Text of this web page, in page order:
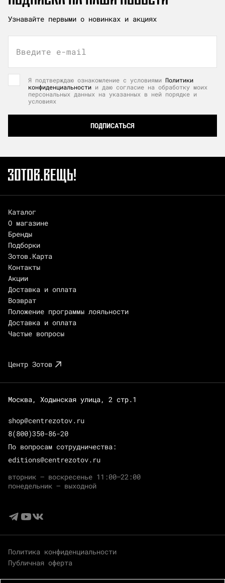
Узнавайте первыми о новинках и акциях
Введите e-mail
Я подтверждаю ознакомление с условиями Политики
конфиденциальности и даю согласие на обработку моих
персональных данных на указанных в ней порядке и
условиях
ПОДПИСАТЬСЯ
Каталог
О магазине
Бренды
Подборки
Зотов.Карта
Контакты
Акции
Доставка и оплата
Возврат
Положение программы лояльности
Доставка и оплата
Частые вопросы
Центр Зотов
Москва, Ходынская улица, 2 стр.1
shop@centrezotov.ru
8(800)350-86-20
По вопросам сотрудничества:
editions@centrezotov.ru
вторник — воскресенье 11:00–22:00
понедельник — выходной
Политика конфиденциальности
Публичная оферта